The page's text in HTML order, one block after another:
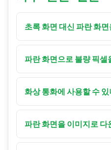
초록 화면 대신 파란 화
파란 화면은 피사체에 초
나 금발 머리 장면에서
파란 화면으로 불량 픽셀
전체 화면 모드로 들어
살펴보세요. 불량 픽셀은
화상 통화에 사용할 수
네! 가상 배경 소스로 전
요. 많은 화상 회의 앱이
파란 화면을 이미지로 다
네! 드롭다운 메뉴에서